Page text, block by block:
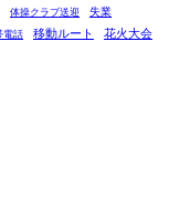
体操クラブ送迎 失業
電話 移動ルート 花火大会